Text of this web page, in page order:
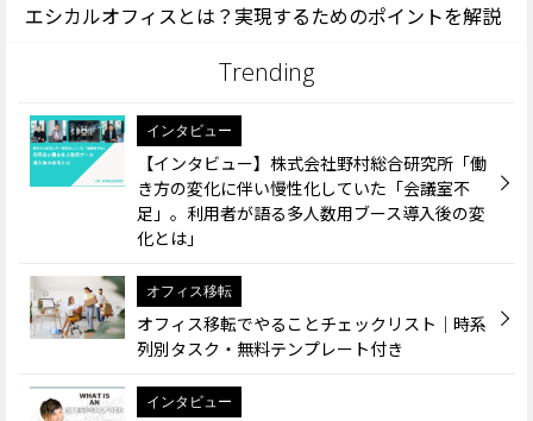
エシカルオフィスとは？実現するためのポイントを解説
インタビュー
【インタビュー】株式会社野村総合研究所「働
き方の変化に伴い慢性化していた「会議室不
足」。利用者が語る多人数用ブース導入後の変
化とは」
オフィス移転
オフィス移転でやることチェックリスト｜時系
列別タスク・無料テンプレート付き
インタビュー